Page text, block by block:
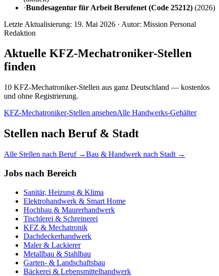
·Bundesagentur für Arbeit Berufenet (Code 25212) (2026)
Letzte Aktualisierung: 19. Mai 2026 · Autor: Mission Personal
Redaktion
Aktuelle KFZ-Mechatroniker-Stellen
finden
10 KFZ-Mechatroniker-Stellen aus ganz Deutschland — kostenlos
und ohne Registrierung.
KFZ-Mechatroniker-Stellen ansehenAlle Handwerks-Gehälter
Stellen nach Beruf & Stadt
Alle Stellen nach Beruf →Bau & Handwerk nach Stadt →
Jobs nach Bereich
Sanitär, Heizung & Klima
Elektrohandwerk & Smart Home
Hochbau & Maurerhandwerk
Tischlerei & Schreinerei
KFZ & Mechatronik
Dachdeckerhandwerk
Maler & Lackierer
Metallbau & Stahlbau
Garten- & Landschaftsbau
Bäckerei & Lebensmittelhandwerk